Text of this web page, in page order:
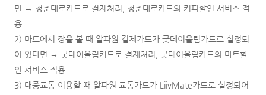
면 → 청춘대로카드로 결제처리, 청춘대로카드의 커피할인 서비스 적
용
2) 마트에서 장을 볼 때 알파원 결제카드가 굿데이올림카드로 설정되
어 있다면 → 굿데이올림카드로 결제처리, 굿데이올림카드의 마트할
인 서비스 적용
3) 대중교통 이용할 때 알파원 교통카드가 LiivMate카드로 설정되어